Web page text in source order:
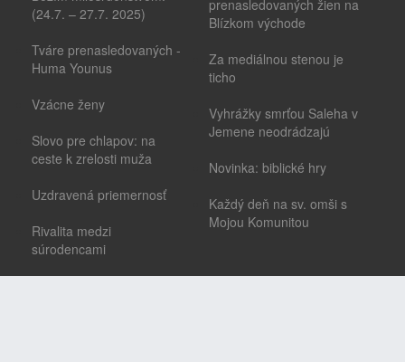
(24.7. – 27.7. 2025)
Tváre prenasledovaných -
Huma Younus
Vzácne ženy
Slovo pre chlapov: na
ceste k zrelosti muža
Uzdravená priemernosť
Rivalita medzi
súrodencami
prenasledovaných žien na
Blízkom východe
Za mediálnou stenou je
ticho
Vyhrážky smrťou Saleha v
Jemene neodrádzajú
Novinka: biblické hry
Každý deň na sv. omši s
Mojou Komunitou